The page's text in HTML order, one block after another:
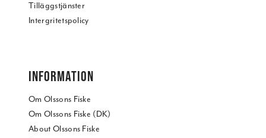
Tilläggstjänster
Intergritetspolicy
INFORMATION
Om Olssons Fiske
Om Olssons Fiske (DK)
About Olssons Fiske